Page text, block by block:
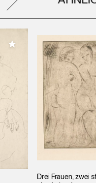
Meiner Sammlung
Drei Frauen, zwei